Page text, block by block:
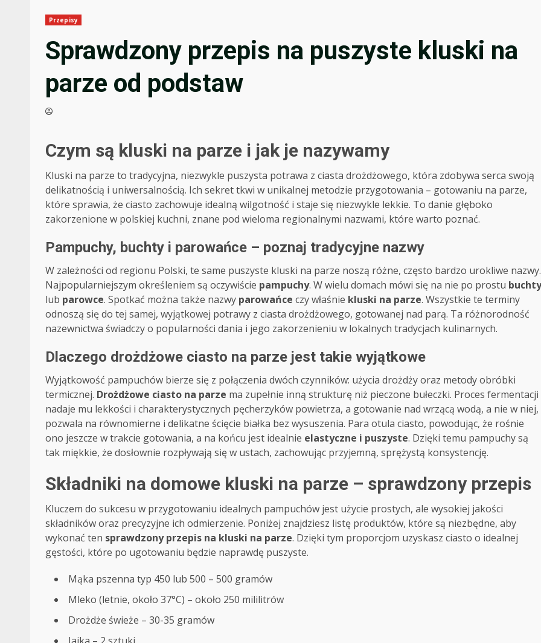
Przepisy
Sprawdzony przepis na puszyste kluski na
parze od podstaw
Czym są kluski na parze i jak je nazywamy
Kluski na parze to tradycyjna, niezwykle puszysta potrawa z ciasta drożdżowego, która zdobywa serca swoją
delikatnością i uniwersalnością. Ich sekret tkwi w unikalnej metodzie przygotowania – gotowaniu na parze,
które sprawia, że ciasto zachowuje idealną wilgotność i staje się niezwykle lekkie. To danie głęboko
zakorzenione w polskiej kuchni, znane pod wieloma regionalnymi nazwami, które warto poznać.
Pampuchy, buchty i parowańce – poznaj tradycyjne nazwy
W zależności od regionu Polski, te same puszyste kluski na parze noszą różne, często bardzo urokliwe nazwy.
Najpopularniejszym określeniem są oczywiście pampuchy. W wielu domach mówi się na nie po prostu buchty
lub parowce. Spotkać można także nazwy parowańce czy właśnie kluski na parze. Wszystkie te terminy
odnoszą się do tej samej, wyjątkowej potrawy z ciasta drożdżowego, gotowanej nad parą. Ta różnorodność
nazewnictwa świadczy o popularności dania i jego zakorzenieniu w lokalnych tradycjach kulinarnych.
Dlaczego drożdżowe ciasto na parze jest takie wyjątkowe
Wyjątkowość pampuchów bierze się z połączenia dwóch czynników: użycia drożdży oraz metody obróbki
termicznej. Drożdżowe ciasto na parze ma zupełnie inną strukturę niż pieczone bułeczki. Proces fermentacji
nadaje mu lekkości i charakterystycznych pęcherzyków powietrza, a gotowanie nad wrzącą wodą, a nie w niej,
pozwala na równomierne i delikatne ścięcie białka bez wysuszenia. Para otula ciasto, powodując, że rośnie
ono jeszcze w trakcie gotowania, a na końcu jest idealnie elastyczne i puszyste. Dzięki temu pampuchy są
tak miękkie, że dosłownie rozpływają się w ustach, zachowując przyjemną, sprężystą konsystencję.
Składniki na domowe kluski na parze – sprawdzony przepis
Kluczem do sukcesu w przygotowaniu idealnych pampuchów jest użycie prostych, ale wysokiej jakości
składników oraz precyzyjne ich odmierzenie. Poniżej znajdziesz listę produktów, które są niezbędne, aby
wykonać ten sprawdzony przepis na kluski na parze. Dzięki tym proporcjom uzyskasz ciasto o idealnej
gęstości, które po ugotowaniu będzie naprawdę puszyste.
Mąka pszenna typ 450 lub 500 – 500 gramów
Mleko (letnie, około 37°C) – około 250 mililitrów
Drożdże świeże – 30-35 gramów